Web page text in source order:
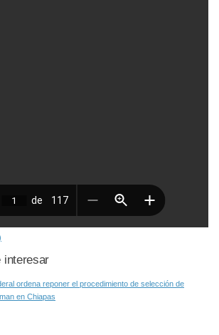
interesar
ordena reponer el procedimiento de selección de
en Chiapas